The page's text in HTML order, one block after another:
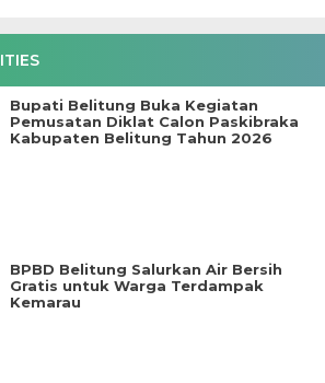
‎Bupati Belitung Buka Kegiatan
Pemusatan Diklat Calon Paskibraka
Kabupaten Belitung Tahun 2026
BPBD Belitung Salurkan Air Bersih
Gratis untuk Warga Terdampak
Kemarau